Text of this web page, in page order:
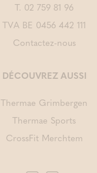
T. 02 759 81 96
TVA BE 0456 442 111
Contactez-nous
DÉCOUVREZ AUSSI
Thermae Grimbergen
Thermae Sports
CrossFit Merchtem